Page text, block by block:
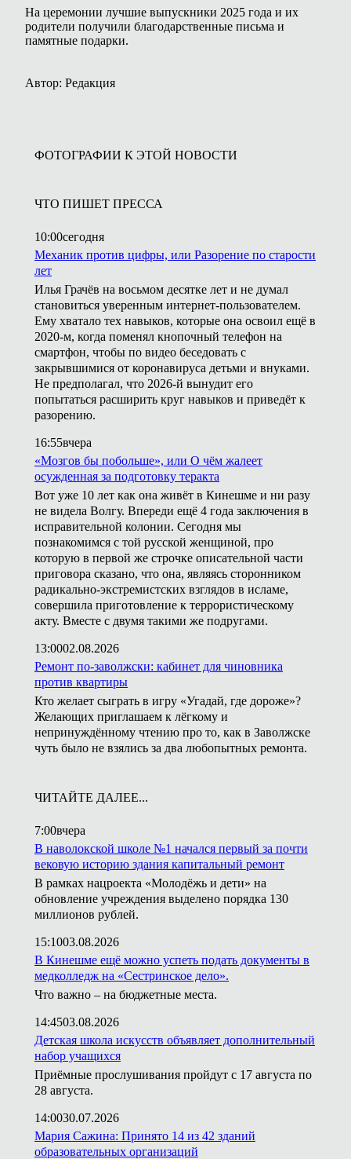
На церемонии лучшие выпускники 2025 года и их
родители получили благодарственные письма и
памятные подарки.
Автор: Редакция
ФОТОГРАФИИ К ЭТОЙ НОВОСТИ
ЧТО ПИШЕТ ПРЕССА
10:00сегодня
Механик против цифры, или Разорение по старости
лет
Илья Грачёв на восьмом десятке лет и не думал
становиться уверенным интернет-пользователем.
Ему хватало тех навыков, которые она освоил ещё в
2020-м, когда поменял кнопочный телефон на
смартфон, чтобы по видео беседовать с
закрывшимися от коронавируса детьми и внуками.
Не предполагал, что 2026-й вынудит его
попытаться расширить круг навыков и приведёт к
разорению.
16:55вчера
«Мозгов бы побольше», или О чём жалеет
осужденная за подготовку теракта
Вот уже 10 лет как она живёт в Кинешме и ни разу
не видела Волгу. Впереди ещё 4 года заключения в
исправительной колонии. Сегодня мы
познакомимся с той русской женщиной, про
которую в первой же строчке описательной части
приговора сказано, что она, являясь сторонником
радикально-экстремистских взглядов в исламе,
совершила приготовление к террористическому
акту. Вместе с двумя такими же подругами.
13:0002.08.2026
Ремонт по-заволжски: кабинет для чиновника
против квартиры
Кто желает сыграть в игру «Угадай, где дороже»?
Желающих приглашаем к лёгкому и
непринуждённому чтению про то, как в Заволжске
чуть было не взялись за два любопытных ремонта.
ЧИТАЙТЕ ДАЛЕЕ...
7:00вчера
В наволокской школе №1 начался первый за почти
вековую историю здания капитальный ремонт
В рамках нацроекта «Молодёжь и дети» на
обновление учреждения выделено порядка 130
миллионов рублей.
15:1003.08.2026
В Кинешме ещё можно успеть подать документы в
медколледж на «Сестринское дело».
Что важно – на бюджетные места.
14:4503.08.2026
Детская школа искусств объявляет дополнительный
набор учащихся
Приёмные прослушивания пройдут с 17 августа по
28 августа.
14:0030.07.2026
Мария Сажина: Принято 14 из 42 зданий
образовательных организаций